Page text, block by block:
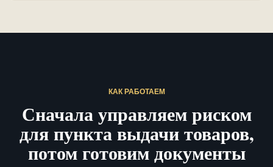
КАК РАБОТАЕМ
Сначала управляем риском
для пункта выдачи товаров,
потом готовим документы